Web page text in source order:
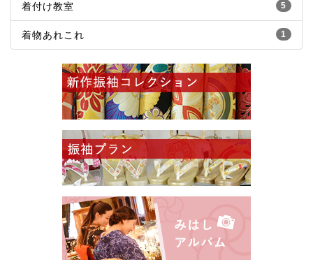
5
着付け教室
1
着物あれこれ